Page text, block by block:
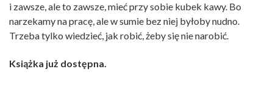
i zawsze, ale to zawsze, mieć przy sobie kubek kawy. Bo
narzekamy na pracę, ale w sumie bez niej byłoby nudno.
Trzeba tylko wiedzieć, jak robić, żeby się nie narobić.
Książka już dostępna.